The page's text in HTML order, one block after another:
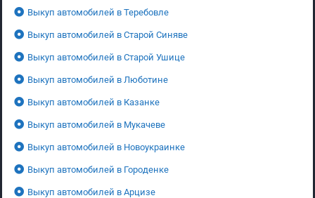
Выкуп автомобилей в Теребовле
Выкуп автомобилей в Старой Синяве
Выкуп автомобилей в Старой Ушице
Выкуп автомобилей в Люботине
Выкуп автомобилей в Казанке
Выкуп автомобилей в Мукачеве
Выкуп автомобилей в Новоукраинке
Выкуп автомобилей в Городенке
Выкуп автомобилей в Арцизе